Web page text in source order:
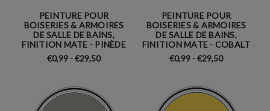
PEINTURE POUR
BOISERIES & ARMOIRES
DE SALLE DE BAINS,
FINITION MATE - PINÈDE
€0,99 - €29,50
PEINTURE POUR
BOISERIES & ARMOIRES
DE SALLE DE BAINS,
FINITION MATE - COBALT
€0,99 - €29,50